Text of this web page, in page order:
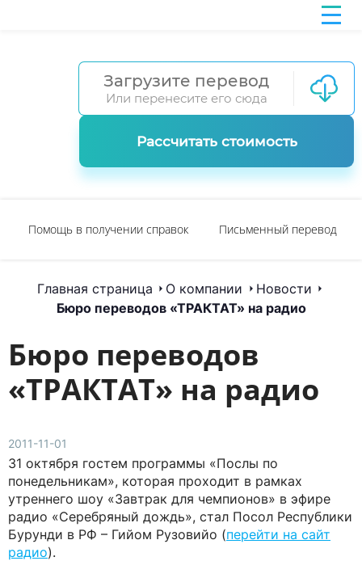
Загрузите перевод
Или перенесите его сюда
Рассчитать стоимость
Помощь в получении справок Письменный перевод
Главная страница О компании
Новости
Бюро переводов «ТРАКТАТ» на радио
Бюро переводов
«ТРАКТАТ» на радио
2011-11-01
31 октября гостем программы «Послы по
понедельникам», которая проходит в рамках
утреннего шоу «Завтрак для чемпионов» в эфире
радио «Серебряный дождь», стал Посол Республики
Бурунди в РФ – Гийом Рузовийо (перейти на сайт
радио).